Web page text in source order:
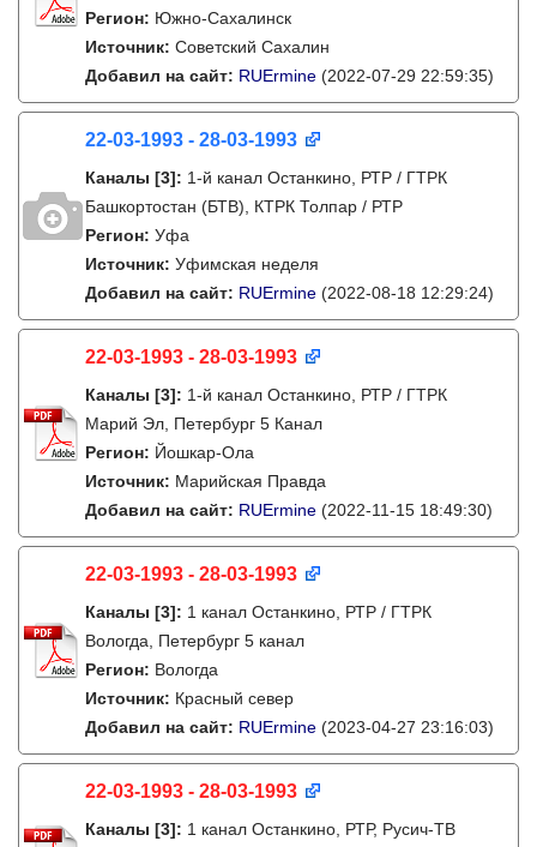
Регион: Южно-Сахалинск
Источник: Советский Сахалин
Добавил на сайт: RUErmine (2022-07-29 22:59:35)
22-03-1993 - 28-03-1993
Каналы [3]: 1-й канал Останкино, РТР / ГТРК
Башкортостан (БТВ), КТРК Толпар / РТР
Регион: Уфа
Источник: Уфимская неделя
Добавил на сайт: RUErmine (2022-08-18 12:29:24)
22-03-1993 - 28-03-1993
Каналы [3]: 1-й канал Останкино, РТР / ГТРК
Марий Эл, Петербург 5 Канал
Регион: Йошкар-Ола
Источник: Марийская Правда
Добавил на сайт: RUErmine (2022-11-15 18:49:30)
22-03-1993 - 28-03-1993
Каналы [3]: 1 канал Останкино, РТР / ГТРК
Вологда, Петербург 5 канал
Регион: Вологда
Источник: Красный север
Добавил на сайт: RUErmine (2023-04-27 23:16:03)
22-03-1993 - 28-03-1993
Каналы [3]: 1 канал Останкино, РТР, Русич-ТВ